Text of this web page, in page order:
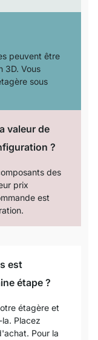
peuvent être
3D. Vous
sous
valeur de
?
des
prix
est
est
étape ?
étagère et
Placez
Pour la